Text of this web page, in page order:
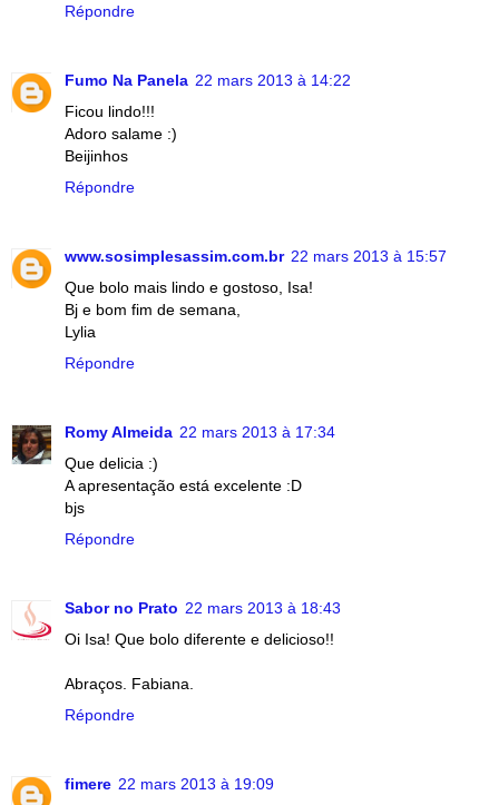
Répondre
Fumo Na Panela 22 mars 2013 à 14:22
Ficou lindo!!!
Adoro salame :)
Beijinhos
Répondre
www.sosimplesassim.com.br 22 mars 2013 à 15:57
Que bolo mais lindo e gostoso, Isa!
Bj e bom fim de semana,
Lylia
Répondre
Romy Almeida 22 mars 2013 à 17:34
Que delicia :)
A apresentação está excelente :D
bjs
Répondre
Sabor no Prato 22 mars 2013 à 18:43
Oi Isa! Que bolo diferente e delicioso!!
Abraços. Fabiana.
Répondre
fimere 22 mars 2013 à 19:09